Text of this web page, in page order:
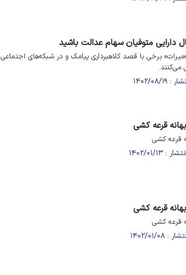
دارایی متوفیان سهام عدالت باشید
برخی با قصد کلاهبرداری پیامک و در شبکه‌های اجتماعی
می‌کنند.
قرعه کشی
قرعه کشی
قرعه کشی
قرعه کشی